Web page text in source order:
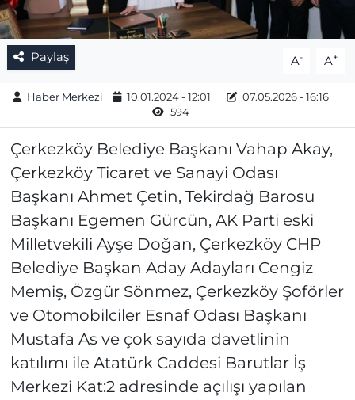
Paylaş A- A+
Haber Merkezi 10.01.2024 - 12:01
07.05.2026 - 16:16
594
Çerkezköy Belediye Başkanı Vahap Akay,
Çerkezköy Ticaret ve Sanayi Odası
Başkanı Ahmet Çetin, Tekirdağ Barosu
Başkanı Egemen Gürcün, AK Parti eski
Milletvekili Ayşe Doğan, Çerkezköy CHP
Belediye Başkan Aday Adayları Cengiz
Memiş, Özgür Sönmez, Çerkezköy Şoförler
ve Otomobilciler Esnaf Odası Başkanı
Mustafa As ve çok sayıda davetlinin
katılımı ile Atatürk Caddesi Barutlar İş
Merkezi Kat:2 adresinde açılışı yapılan